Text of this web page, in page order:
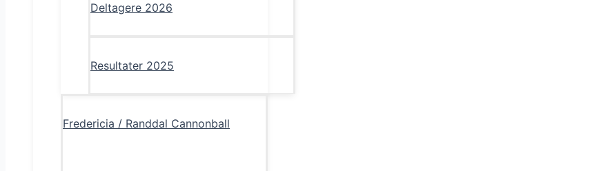
Deltagere 2026
Resultater 2025
Fredericia / Randdal Cannonball